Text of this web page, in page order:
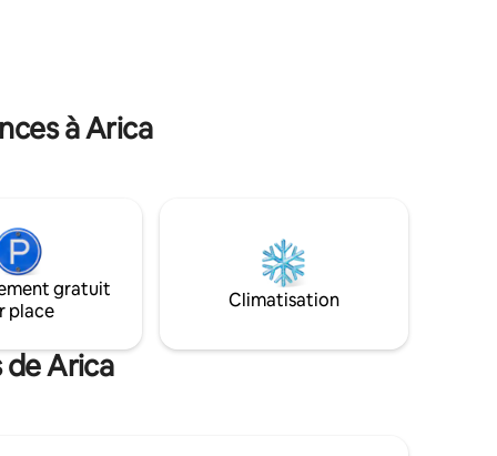
à Arica
gratuit
place
Climatisation
Arica